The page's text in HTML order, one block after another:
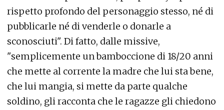
rispetto profondo del personaggio stesso, né di
pubblicarle né di venderle o donarle a
sconosciuti". Di fatto, dalle missive,
"semplicemente un bamboccione di 18/20 anni
che mette al corrente la madre che lui sta bene,
che lui mangia, si mette da parte qualche
soldino, gli racconta che le ragazze gli chiedono